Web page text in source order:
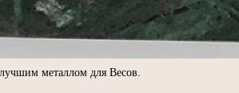
металлом для Весов.